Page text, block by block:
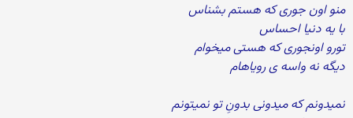
منو اون جوری که هستم بشناس
با یه دنیا احساس
تورو اونجوری که هستی میخوام
دیگه نه واسه ی رویاهام
نمیدونم که میدونی بدونِ تو نمیتونم